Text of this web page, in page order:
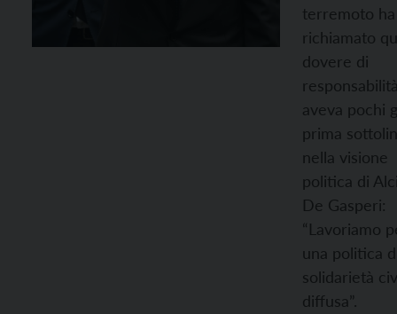
terremoto ha
richiamato
dovere di
aveva pochi
prima
nella visione
politica di
De Gasperi:
“Lavoriamo
una politica
solidarietà
diffusa”.